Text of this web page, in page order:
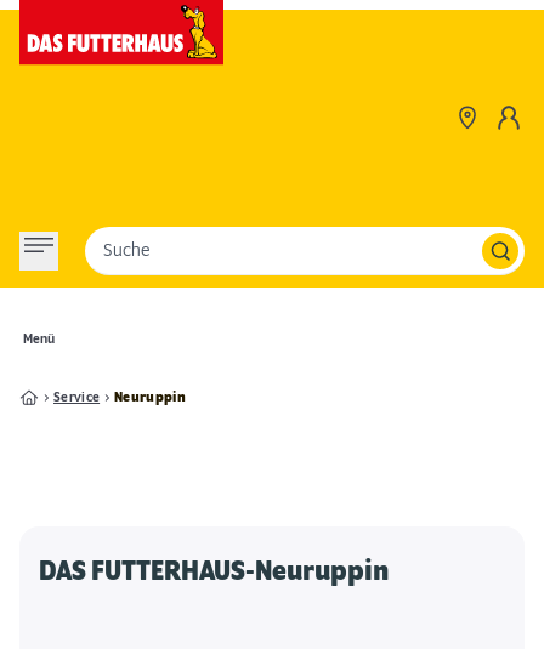
Menü
Suche
Service Neuruppin
DAS FUTTERHAUS-Neuruppin